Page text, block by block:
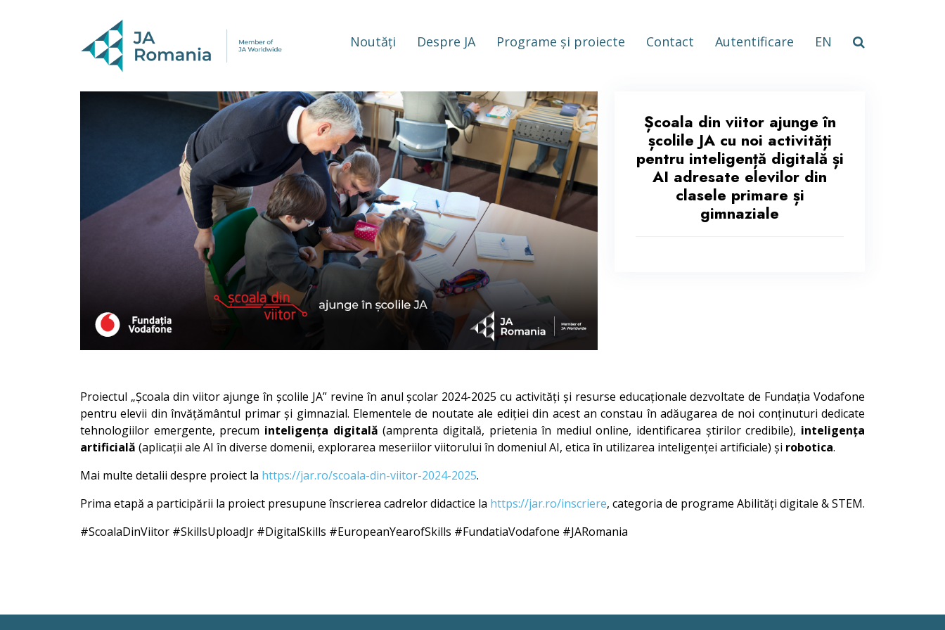
Noutăți Despre JA Programe și proiecte Contact Autentificare EN
Școala din viitor ajunge în
școlile JA cu noi activități
pentru inteligență digitală și
AI adresate elevilor din
clasele primare și
gimnaziale
Proiectul „Școala din viitor ajunge în școlile JA” revine în anul școlar 2024-2025 cu activități și resurse educaționale dezvoltate de Fundația Vodafone
pentru elevii din învățământul primar și gimnazial. Elementele de noutate ale ediției din acest an constau în adăugarea de noi conținuturi dedicate
tehnologiilor emergente, precum inteligența digitală (amprenta digitală, prietenia în mediul online, identificarea știrilor credibile), inteligența
artificială (aplicații ale AI în diverse domenii, explorarea meseriilor viitorului în domeniul AI, etica în utilizarea inteligenței artificiale) și robotica.
Mai multe detalii despre proiect la https://jar.ro/scoala-din-viitor-2024-2025.
Prima etapă a participării la proiect presupune înscrierea cadrelor didactice la https://jar.ro/inscriere, categoria de programe Abilități digitale & STEM.
#ScoalaDinViitor #SkillsUploadJr #DigitalSkills #EuropeanYearofSkills #FundatiaVodafone #JARomania